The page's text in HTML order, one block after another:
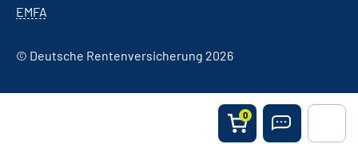
0
EMFA
© Deutsche Rentenversicherung 2026